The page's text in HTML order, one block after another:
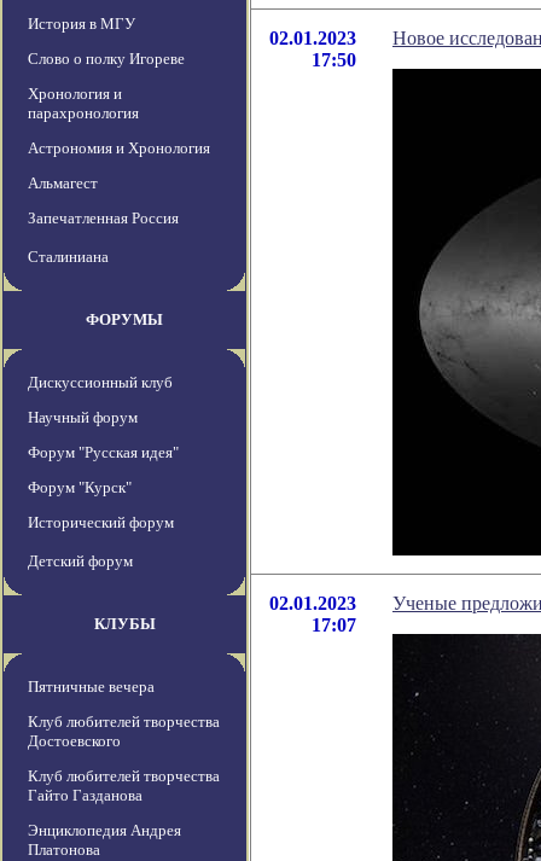
История в МГУ
Слово о полку Игореве
Хронология и
парахронология
Астрономия и Хронология
Альмагест
Запечатленная Россия
Сталиниана
ФОРУМЫ
Дискуссионный клуб
Научный форум
Форум "Русская идея"
Форум "Курск"
Исторический форум
Детский форум
КЛУБЫ
Пятничные вечера
Клуб любителей творчества
Достоевского
Клуб любителей творчества
Гайто Газданова
Энциклопедия Андрея
Платонова
02.01.2023
17:50
Новое
02.01.2023
17:07
Ученые